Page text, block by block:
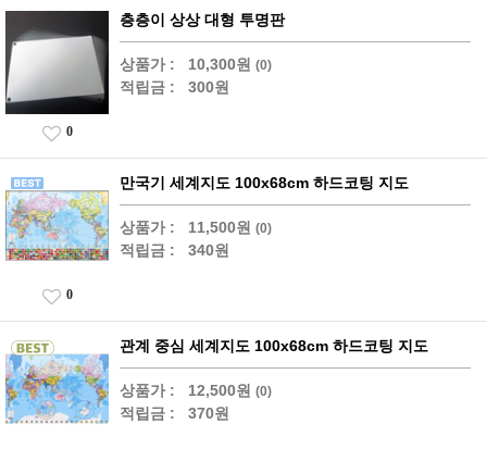
층층이 상상 대형 투명판
상품가 : 10,300원 (0)
적립금 : 300원
0
만국기 세계지도 100x68cm 하드코팅 지도
상품가 : 11,500원 (0)
적립금 : 340원
0
관계 중심 세계지도 100x68cm 하드코팅 지도
상품가 : 12,500원 (0)
적립금 : 370원